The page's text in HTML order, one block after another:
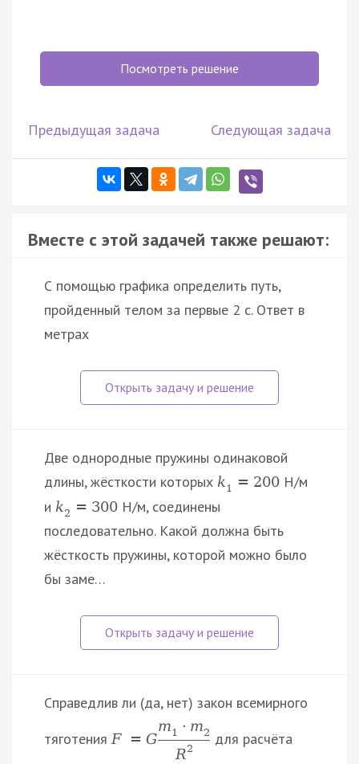
Посмотреть решение
Предыдущая задача Следующая задача
Вместе с этой задачей также решают:
С помощью графика определить путь,
пройденный телом за первые 2 с. Ответ в
метрах
Две однородные пружины одинаковой
длины, жёсткости которых k1 = 200 Н/м
и k2 = 300 Н/м, соединены
последовательно. Какой должна быть
жёсткость пружины, которой можно было
бы заме…
Справедлив ли (да, нет) закон всемирного
тяготенияF = G
m1 · m2
R2
для расчёта